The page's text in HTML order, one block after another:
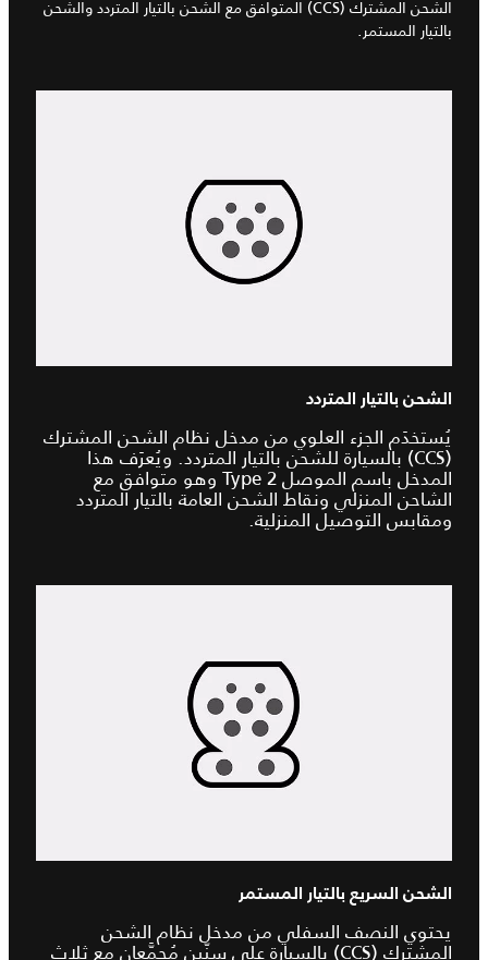
الشحن المشترك (CCS) المتوافق مع الشحن بالتيار المتردد والشحن
بالتيار المستمر.
الشحن بالتيار المتردد
يُستخدَم الجزء العلوي من مدخل نظام الشحن المشترك
(CCS) بالسيارة للشحن بالتيار المتردد. ويُعرَف هذا
المدخل باسم الموصل Type 2 وهو متوافق مع
الشاحن المنزلي ونقاط الشحن العامة بالتيار المتردد
ومقابس التوصيل المنزلية.
الشحن السريع بالتيار المستمر
يحتوي النصف السفلي من مدخل نظام الشحن
المشترك (CCS) بالسيارة على سنّين مُجمَّعان مع ثلاث